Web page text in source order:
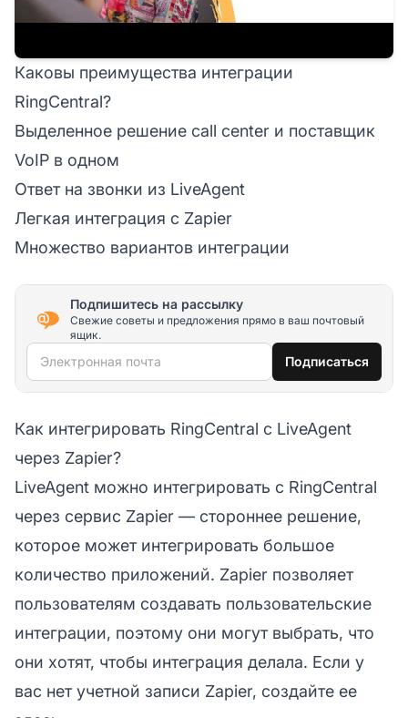
Каковы преимущества интеграции
RingCentral?
Выделенное решение call center и поставщик
VoIP в одном
Ответ на звонки из LiveAgent
Легкая интеграция с Zapier
Множество вариантов интеграции
Подпишитесь на рассылку
Свежие советы и предложения прямо в ваш почтовый
ящик.
Электронная почта Подписаться
Как интегрировать RingCentral с LiveAgent
через Zapier?
LiveAgent можно интегрировать с RingCentral
через сервис Zapier — стороннее решение,
которое может интегрировать большое
количество приложений. Zapier позволяет
пользователям создавать пользовательские
интеграции, поэтому они могут выбрать, что
они хотят, чтобы интеграция делала. Если у
вас нет учетной записи Zapier, создайте ее